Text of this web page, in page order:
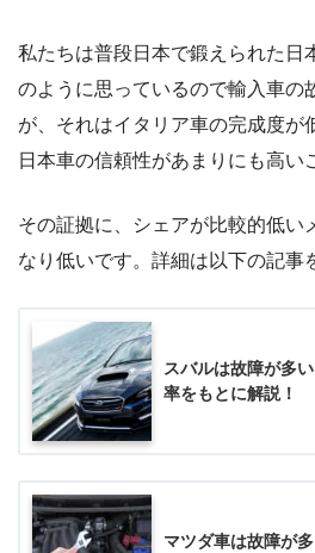
私たちは普段日本で鍛えられた日
のように思っているので輸入車の
が、それはイタリア車の完成度が
日本車の信頼性があまりにも高い
その証拠に、シェアが比較的低い
なり低いです。詳細は以下の記事
スバルは故障が多
率をもとに解説！
マツダ車は故障が